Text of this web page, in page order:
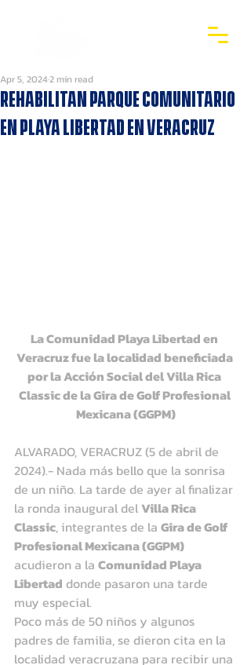
Rehabilitan parque comunitario
en Playa Libertad en Veracruz
Apr 5, 20242 min read
La Comunidad Playa Libertad en
Veracruz fue la localidad beneficiada
por la Acción Social del Villa Rica
Classic de la Gira de Golf Profesional
Mexicana (GGPM)
ALVARADO, VERACRUZ (5 de abril de
2024).- Nada más bello que la sonrisa
de un niño. La tarde de ayer al finalizar
la ronda inaugural del Villa Rica
Classic, integrantes de la Gira de Golf
Profesional Mexicana (GGPM)
acudieron a la Comunidad Playa
Libertad donde pasaron una tarde
muy especial.
Poco más de 50 niños y algunos
padres de familia, se dieron cita en la
localidad veracruzana para recibir una